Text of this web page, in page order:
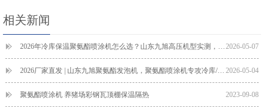
相关新闻
2026-05-07
2026年冷库保温聚氨酯喷涂机怎么选？山东九旭高压机型实测，专治“掉皮”和“结冰”
2026-05-04
2026厂家直发 | 山东九旭聚氨酯发泡机，聚氨酯喷涂机专攻冷库/外墙/管道，机型全、出料顺
2023-09-08
聚氨酯喷涂机 养猪场彩钢瓦顶棚保温隔热